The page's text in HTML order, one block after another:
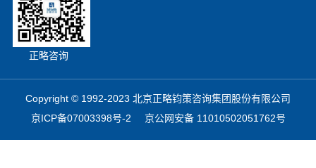
正略咨询
Copyright © 1992-2023 北京正略钧策咨询集团股份有限公司
京ICP备07003398号-2
京公网安备 11010502051762号